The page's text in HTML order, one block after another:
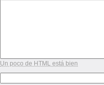
Un poco de HTML está bien